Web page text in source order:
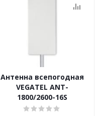
Антенна всепогодная
VEGATEL ANT-
1800/2600-16S